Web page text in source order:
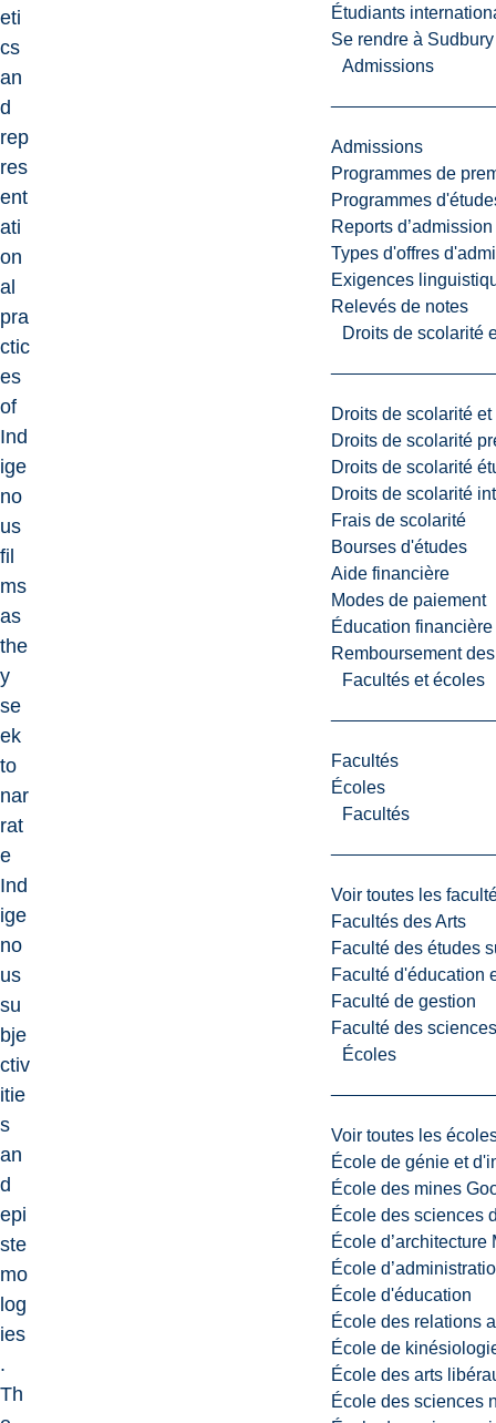
Étudiants
Se rendre à Sudbury
Admissions
Admissions
Programmes de
Programmes
Reports d’admission
Types d'offres
Exigences
Relevés de notes
Droits de scolarité
Droits de scolarité
Droits de scolarité
Droits de scolarité
Droits de scolarité
Frais de scolarité
Bourses d'études
Aide financière
Modes de paiement
Éducation financière
Remboursement
Facultés et écoles
Facultés
Écoles
Facultés
Voir toutes les
Facultés des Arts
Faculté des études
Faculté d'éducation
Faculté de gestion
Faculté des
Écoles
Voir toutes les
École de génie et
École des mines
École des sciences
École d’architecture
École
École d'éducation
École des relations
École de
École des arts
École des sciences
eti
cs
an
d
rep
res
ent
ati
on
al
pra
ctic
es
of
Ind
ige
no
us
fil
ms
as
the
y
se
ek
to
nar
rat
e
Ind
ige
no
us
su
bje
ctiv
itie
s
an
d
epi
ste
mo
log
ies
.
Th